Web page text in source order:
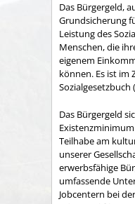
Das Bürgergeld,
Grundsicherung
Leistung des
Menschen, die
eigenem
können. Es ist im
Sozialgesetzbuch
Das Bürgergeld
Teilhabe am
unserer
erwerbsfähige
umfassende
Jobcentern bei